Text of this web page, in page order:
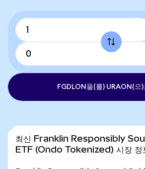
FGDLON을(를) URAON(으)
최신 Franklin Responsibly
ETF (Ondo Tokenized) 시장 정